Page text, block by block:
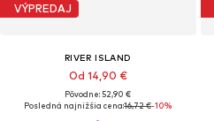
VÝPREDAJ
RIVER ISLAND
Od 14,90 €
Pôvodne: 52,90 €
Posledná najnižšia cena:16,72 €-10%